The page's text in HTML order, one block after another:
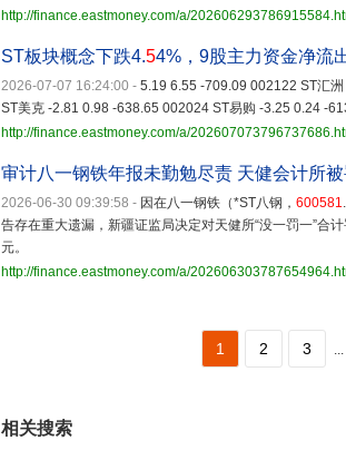
http://finance.eastmoney.com/a/
ST板块概念下跌4.54%，9股主力资金净流
2026-07-07 16:24:00 - 5.19 6.55 -709.09 002122 ST汇
ST美克 -2.81 0.98 -638.65 002024 ST易购 -3.25 0.24 -
http://finance.eastmoney.com/a/
审计八一钢铁年报未勤勉尽责 天健会计所
2026-06-30 09:39:58 - 因在八一钢铁（*ST八钢， 600581
告存在重大遗漏，新疆证监局决定对天健所“没一罚一”合
元。
http://finance.eastmoney.com/a/
1 2 3 ...
相关搜索